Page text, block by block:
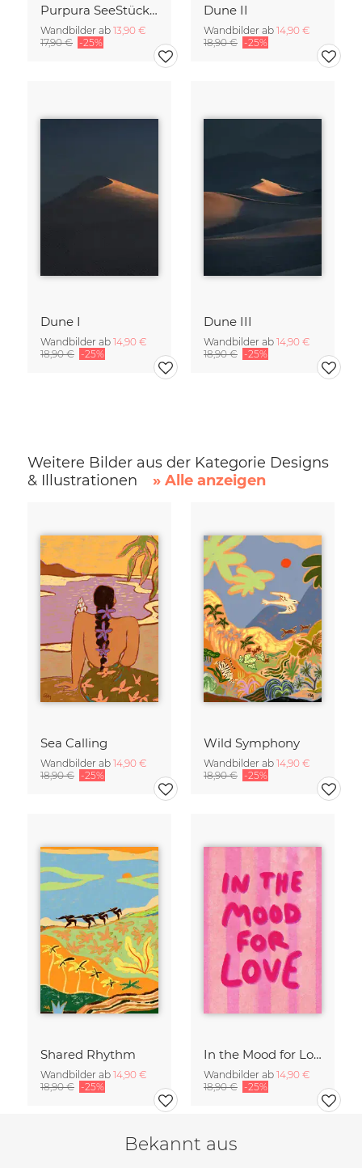
Purpura SeeStück No.18
Wandbilder ab 13,90 €
17,90 € -25%
Dune II
Wandbilder ab 14,90 €
18,90 € -25%
Dune I
Wandbilder ab 14,90 €
18,90 € -25%
Dune III
Wandbilder ab 14,90 €
18,90 € -25%
Weitere Bilder aus der Kategorie Designs
& Illustrationen
» Alle anzeigen
Sea Calling
Wandbilder ab 14,90 €
18,90 € -25%
Wild Symphony
Wandbilder ab 14,90 €
18,90 € -25%
Shared Rhythm
Wandbilder ab 14,90 €
18,90 € -25%
In the Mood for Love - Handlettering
Wandbilder ab 14,90 €
18,90 € -25%
Bekannt aus